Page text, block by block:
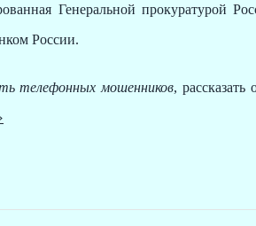
Генеральной прокуратурой
России.
телефонных мошенников,